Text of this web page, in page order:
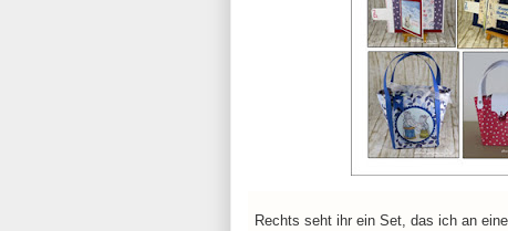
Rechts seht ihr ein Set, das ich an